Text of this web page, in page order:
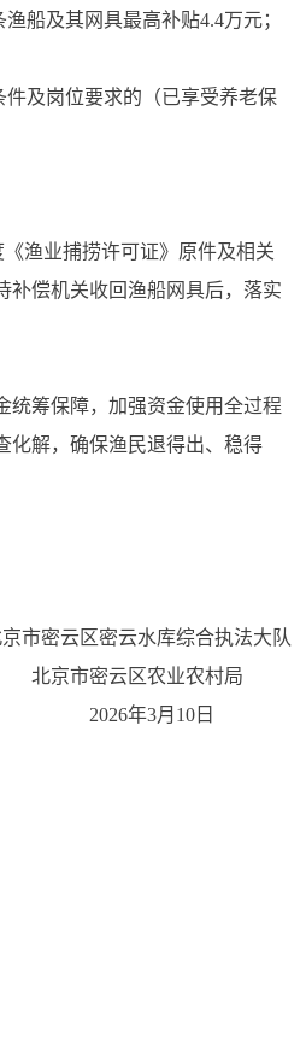
船及其网具最高补贴4.4万元；
及岗位要求的（已享受养老保
渔业捕捞许可证》原件及相关
补偿机关收回渔船网具后，落实
统筹保障，加强资金使用全过程
化解，确保渔民退得出、稳得
市密云区密云水库综合执法大队
北京市密云区农业农村局
2026年3月10日